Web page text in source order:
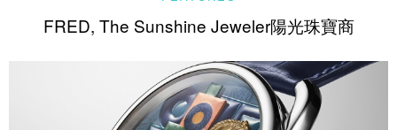
FRED, The Sunshine Jeweler陽光珠寶商